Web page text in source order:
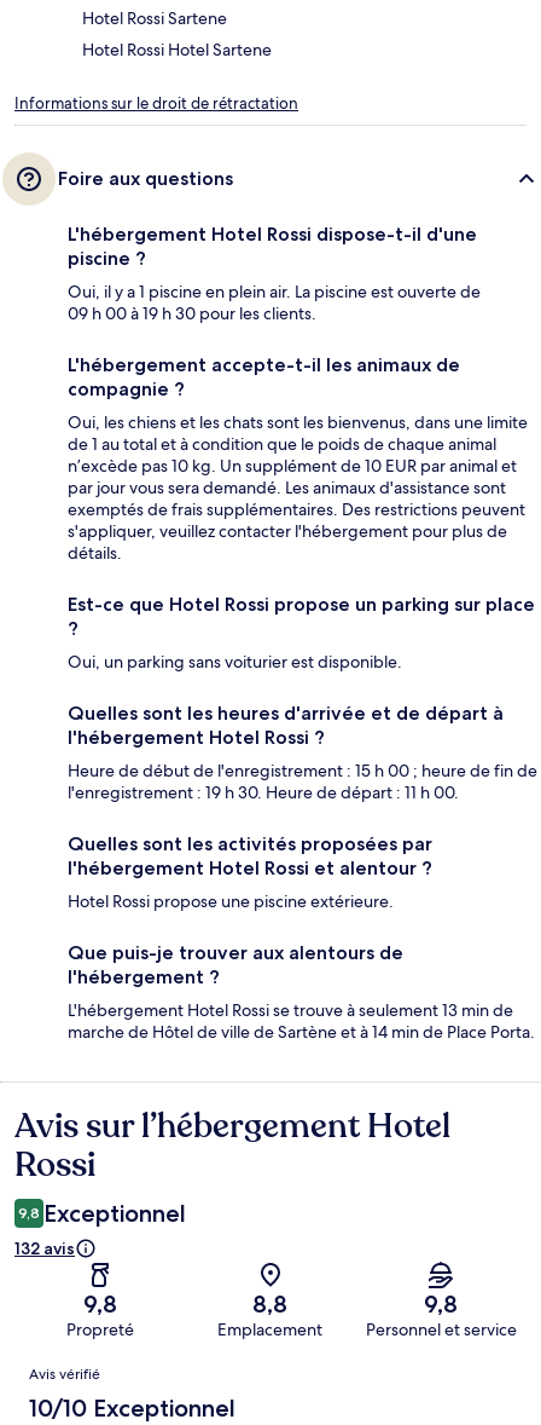
Hotel Rossi Sartene
Hotel Rossi Hotel Sartene
Informations sur le droit de rétractation
Foire aux questions
L'hébergement Hotel Rossi dispose-t-il d'une
piscine ?
Oui, il y a 1 piscine en plein air. La piscine est ouverte de
09 h 00 à 19 h 30 pour les clients.
L'hébergement accepte-t-il les animaux de
compagnie ?
Oui, les chiens et les chats sont les bienvenus, dans une limite
de 1 au total et à condition que le poids de chaque animal
n’excède pas 10 kg. Un supplément de 10 EUR par animal et
par jour vous sera demandé. Les animaux d'assistance sont
exemptés de frais supplémentaires. Des restrictions peuvent
s'appliquer, veuillez contacter l'hébergement pour plus de
détails.
Est-ce que Hotel Rossi propose un parking sur place
?
Oui, un parking sans voiturier est disponible.
Quelles sont les heures d'arrivée et de départ à
l'hébergement Hotel Rossi ?
Heure de début de l'enregistrement : 15 h 00 ; heure de fin de
l'enregistrement : 19 h 30. Heure de départ : 11 h 00.
Quelles sont les activités proposées par
l'hébergement Hotel Rossi et alentour ?
Hotel Rossi propose une piscine extérieure.
Que puis-je trouver aux alentours de
l'hébergement ?
L'hébergement Hotel Rossi se trouve à seulement 13 min de
marche de Hôtel de ville de Sartène et à 14 min de Place Porta.
Avis
Avis sur l’hébergement Hotel
Rossi
9,8 Exceptionnel
132 avis
9,8
Propreté
8,8
Emplacement
9,8
Personnel et service
Avis
Avis vérifié
10/10 Exceptionnel